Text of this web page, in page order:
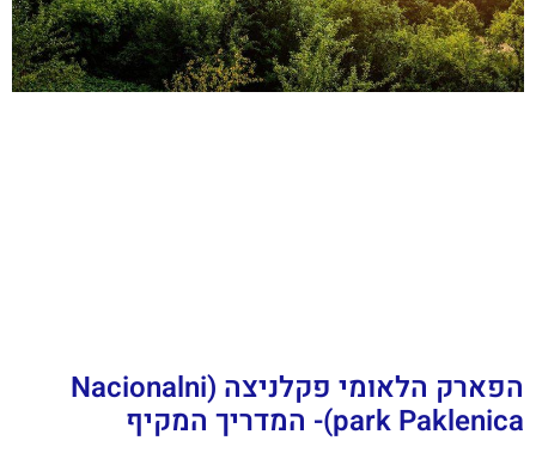
הפארק הלאומי פקלניצה (Nacionalni
park Paklenica)- המדריך המקיף